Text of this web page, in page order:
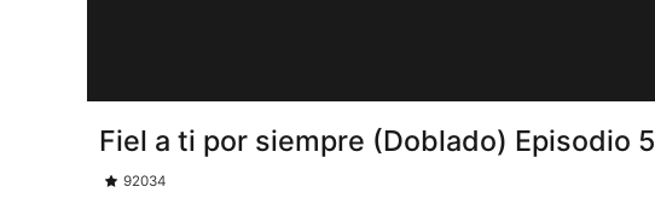
Fiel a ti por siempre (Doblado) Episodio 5
92034